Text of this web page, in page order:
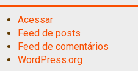
Acessar
Feed de posts
Feed de comentários
WordPress.org